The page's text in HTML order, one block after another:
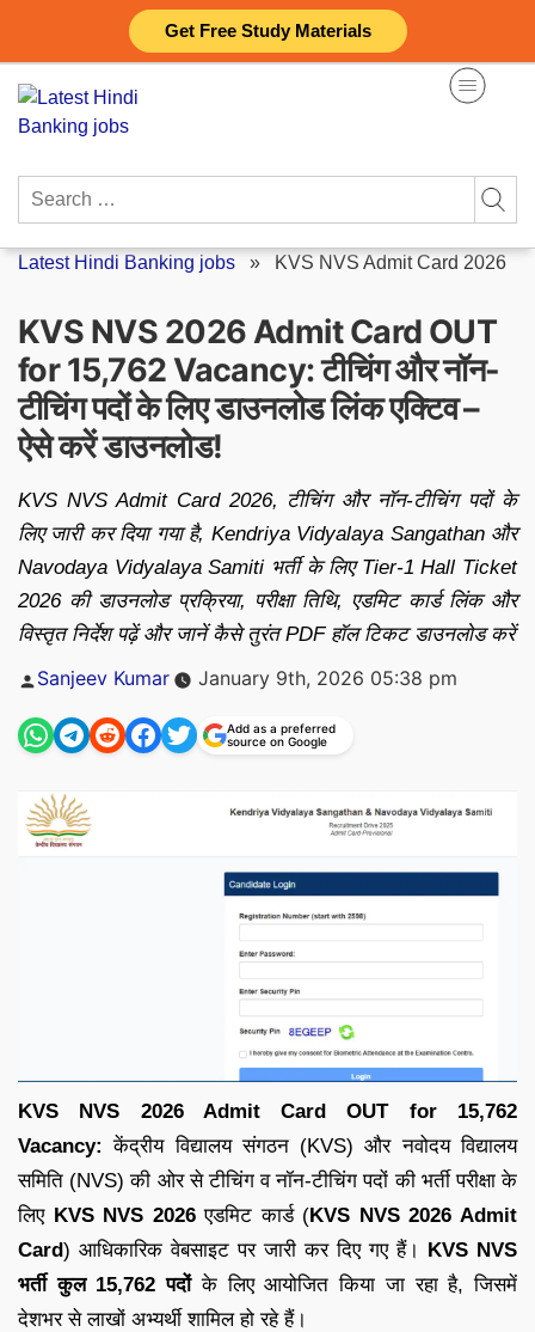
Get Free Study Materials
content
Search
Latest Hindi Banking jobs » KVS NVS Admit Card 2026
KVS NVS 2026 Admit Card OUT
for 15,762 Vacancy: टीचिंग और नॉन-
टीचिंग पदों के लिए डाउनलोड लिंक एक्टिव –
ऐसे करें डाउनलोड!
KVS NVS Admit Card 2026, टीचिंग और नॉन-टीचिंग पदों के
लिए जारी कर दिया गया है, Kendriya Vidyalaya Sangathan और
Navodaya Vidyalaya Samiti भर्ती के लिए Tier-1 Hall Ticket
2026 की डाउनलोड प्रक्रिया, परीक्षा तिथि, एडमिट कार्ड लिंक और
विस्तृत निर्देश पढ़ें और जानें कैसे तुरंत PDF हॉल टिकट डाउनलोड करें
Posted
Sanjeev Kumar January 9th, 2026 05:38 pm
Add as a preferred
source on Google
KVS NVS 2026 Admit Card OUT for 15,762
Vacancy:केंद्रीय विद्यालय संगठन (KVS) और नवोदय विद्यालय
समिति (NVS) की ओर से टीचिंग व नॉन-टीचिंग पदों की भर्ती परीक्षा के
लिए KVS NVS 2026एडमिट कार्ड (KVS NVS 2026 Admit
Card) आधिकारिक वेबसाइट पर जारी कर दिए गए हैं। KVS NVS
भर्तीकुल 15,762 पदोंके लिए आयोजित किया जा रहा है, जिसमें
देशभर से लाखों अभ्यर्थी शामिल हो रहे हैं।